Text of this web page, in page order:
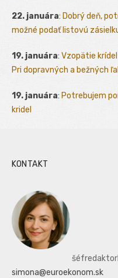
22. januára: Dobrý deň,
možné podať listovú
19. januára: Vzopätie
Pri dopravných a bežných
19. januára: Potrebujem
kridel
KONTAKT
simona@euroekonom.sk